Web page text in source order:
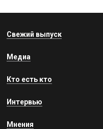
Свежий выпуск
Медиа
Кто есть кто
Интервью
Мнения